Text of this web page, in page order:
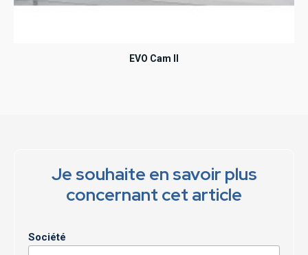
EVO Cam II
Je souhaite en savoir plus
concernant cet article
Société